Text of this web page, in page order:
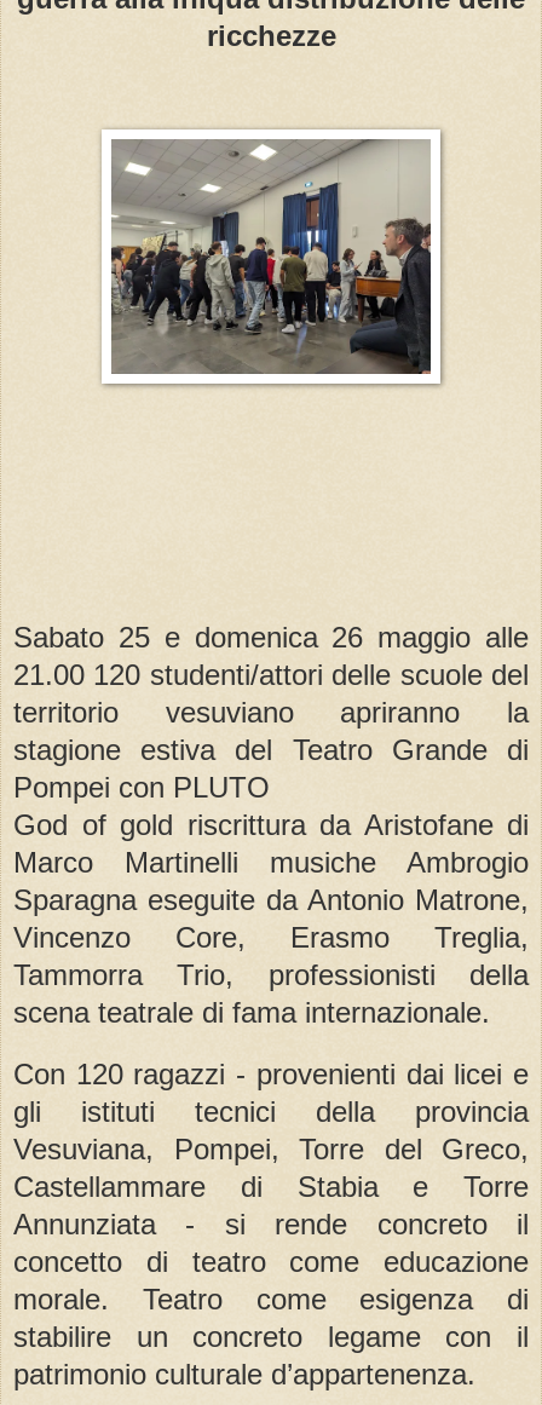
ricchezze
Sabato 25 e domenica 26 maggio alle
21.00 120 studenti/attori delle scuole del
territorio vesuviano apriranno la
stagione estiva del Teatro Grande di
Pompei con PLUTO
God of gold riscrittura da Aristofane di
Marco Martinelli musiche Ambrogio
Sparagna eseguite da Antonio Matrone,
Vincenzo Core, Erasmo Treglia,
Tammorra Trio, professionisti della
scena teatrale di fama internazionale.
Con 120 ragazzi - provenienti dai licei e
gli istituti tecnici della provincia
Vesuviana, Pompei, Torre del Greco,
Castellammare di Stabia e Torre
Annunziata - si rende concreto il
concetto di teatro come educazione
morale. Teatro come esigenza di
stabilire un concreto legame con il
patrimonio culturale d’appartenenza.